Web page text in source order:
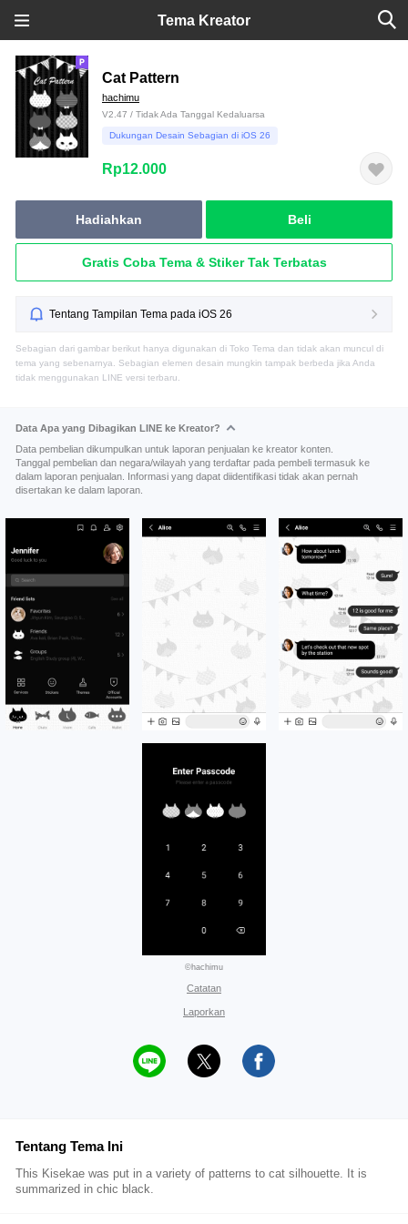
Tema Kreator
Cat Pattern
hachimu
V2.47 / Tidak Ada Tanggal Kedaluarsa
Dukungan Desain Sebagian di iOS 26
Rp12.000
Hadiahkan Beli
Gratis Coba Tema & Stiker Tak Terbatas
Tentang Tampilan Tema pada iOS 26
Sebagian dari gambar berikut hanya digunakan di Toko Tema dan tidak akan muncul di
tema yang sebenarnya. Sebagian elemen desain mungkin tampak berbeda jika Anda
tidak menggunakan LINE versi terbaru.
Data Apa yang Dibagikan LINE ke Kreator?
Data pembelian dikumpulkan untuk laporan penjualan ke kreator konten.
Tanggal pembelian dan negara/wilayah yang terdaftar pada pembeli termasuk ke
dalam laporan penjualan. Informasi yang dapat diidentifikasi tidak akan pernah
disertakan ke dalam laporan.
©hachimu
Catatan
Laporkan
Tentang Tema Ini
This Kisekae was put in a variety of patterns to cat silhouette. It is
summarized in chic black.